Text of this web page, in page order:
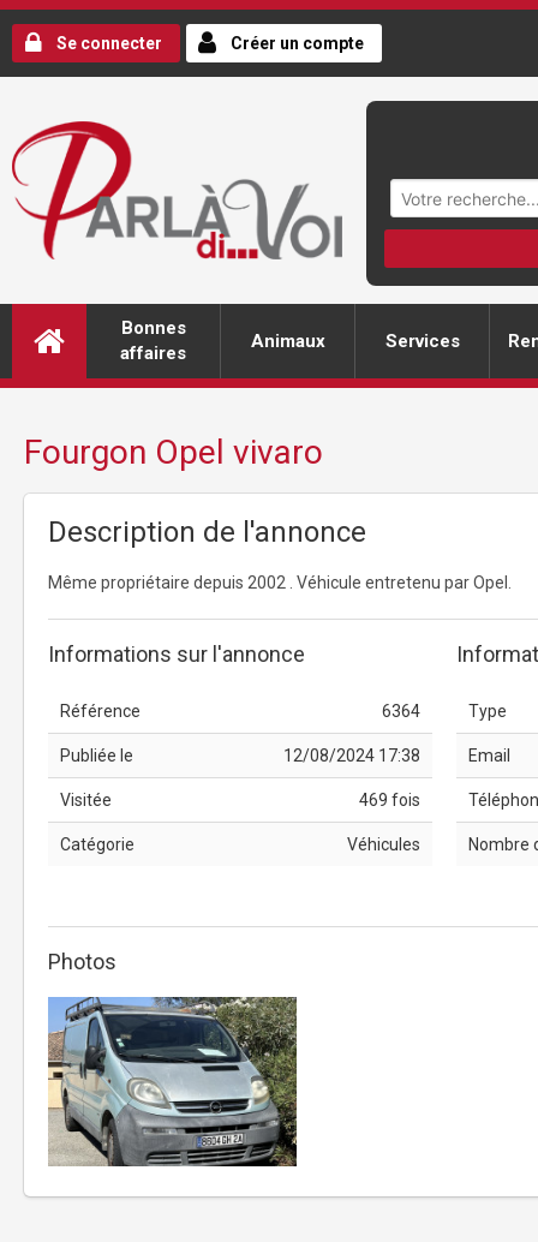
Se connecter Créer un compte
Bonnes
affaires
Animaux Services
Fourgon Opel vivaro
Description de l'annonce
Même propriétaire depuis 2002 . Véhicule entretenu par Opel.
Informations sur l'annonce
Référence 6364
Publiée le 12/08/2024 17:38
Visitée 469 fois
Catégorie Véhicules
Type
Email
Nombre
Photos